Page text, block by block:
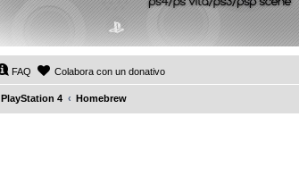
FAQ Colabora con un donativo
PlayStation 4 Homebrew